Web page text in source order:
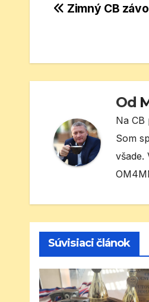
Navigácia
článku
Zimný CB
Od
Na CB
Som
všade.
Súvisiaci článok